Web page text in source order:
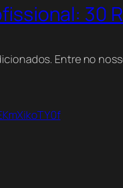
30
Entre no